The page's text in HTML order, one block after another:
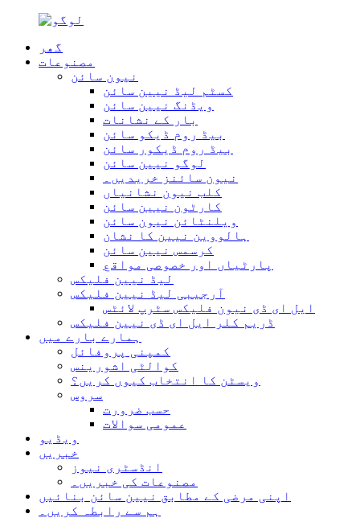
گھر
مصنوعات
نیون سائن
کسٹم لیڈ نیین سائن
ویڈنگ نیین سائن
بار کے نشانات
بیڈ روم ڈیکو سائن
بیڈ روم ڈیکور سائن
لوگو نیین سائن
نیون سائنز خریدیں۔
کلب نیون نشانیاں
کارٹون نیین سائن
ویلنٹائن نیون سائن
ہالووین نیین کا نشان
کرسمس نیین سائن
پارٹیاں اور خصوصی مواقع
لیڈ نیین فلیکس
آرجیبی لیڈ نیین فلیکس
ایل ای ڈی نیون فلیکس سٹرپ لائٹس
ڈریم کلر ایل ای ڈی نیین فلیکس
ہمارے بارے میں
کمپنی پروفائل
کوالٹی اشورینس
ویسٹن کا انتخاب کیوں کریں؟
سروس
حسب ضرورت
عمومی سوالات
ویڈیو
خبریں
انڈسٹری نیوز
مصنوعات کی خبریں۔
اپنی مرضی کے مطابق نیین سائن بنائیں
ہم سے رابطہ کریں۔